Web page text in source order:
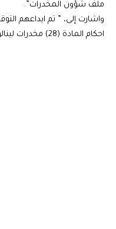
ملف شؤون المخدرات”.
واشارت إلى، ” تم ايداعهم
احكام المادة (28) مخدرات لينالوا جزائهم العادل”.